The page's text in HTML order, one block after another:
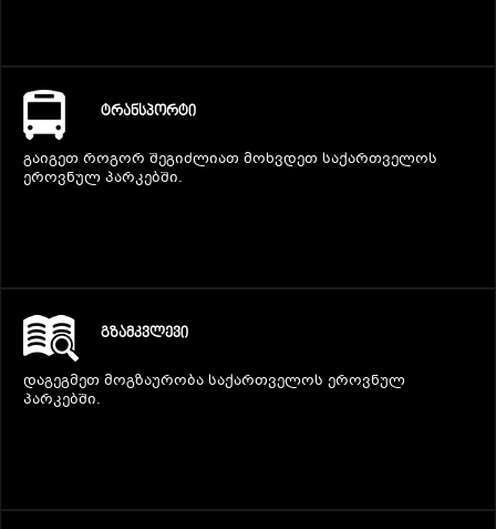
ᲢᲠᲐᲜᲡᲞᲝᲠᲢᲘ
გაიგეთ როგორ შეგიძლიათ მოხვდეთ საქართველოს
ეროვნულ პარკებში.
ᲒᲖᲐᲛᲙᲕᲚᲔᲕᲘ
დაგეგმეთ მოგზაურობა საქართველოს ეროვნულ
პარკებში.